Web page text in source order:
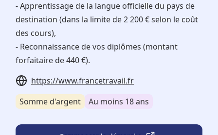
- Apprentissage de la langue officielle du pays de
destination (dans la limite de 2 200 € selon le coût
des cours),
- Reconnaissance de vos diplômes (montant
forfaitaire de 440 €).
https://www.francetravail.fr
Somme d'argent
Au moins 18 ans